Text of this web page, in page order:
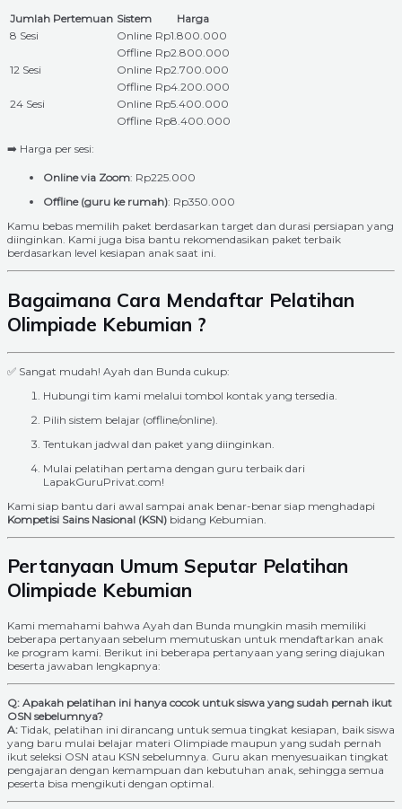
Jumlah Pertemuan Sistem
Harga
8 Sesi
Online Rp1.800.000
Offline Rp2.800.000
12 Sesi
Online Rp2.700.000
Offline Rp4.200.000
24 Sesi
Online Rp5.400.000
Offline Rp8.400.000
➡️ Harga per sesi:
Online via Zoom: Rp225.000
Offline (guru ke rumah): Rp350.000
Kamu bebas memilih paket berdasarkan target dan durasi persiapan yang
diinginkan. Kami juga bisa bantu rekomendasikan paket terbaik
berdasarkan level kesiapan anak saat ini.
Bagaimana Cara Mendaftar Pelatihan
Olimpiade Kebumian ?
✅ Sangat mudah! Ayah dan Bunda cukup:
Hubungi tim kami melalui tombol kontak yang tersedia.
Pilih sistem belajar (offline/online).
Tentukan jadwal dan paket yang diinginkan.
Mulai pelatihan pertama dengan guru terbaik dari
LapakGuruPrivat.com!
Kami siap bantu dari awal sampai anak benar-benar siap menghadapi
Kompetisi Sains Nasional (KSN) bidang Kebumian.
Pertanyaan Umum Seputar Pelatihan
Olimpiade Kebumian
Kami memahami bahwa Ayah dan Bunda mungkin masih memiliki
beberapa pertanyaan sebelum memutuskan untuk mendaftarkan anak
ke program kami. Berikut ini beberapa pertanyaan yang sering diajukan
beserta jawaban lengkapnya:
Q: Apakah pelatihan ini hanya cocok untuk siswa yang sudah pernah ikut
OSN sebelumnya?
A: Tidak, pelatihan ini dirancang untuk semua tingkat kesiapan, baik siswa
yang baru mulai belajar materi Olimpiade maupun yang sudah pernah
ikut seleksi OSN atau KSN sebelumnya. Guru akan menyesuaikan tingkat
pengajaran dengan kemampuan dan kebutuhan anak, sehingga semua
peserta bisa mengikuti dengan optimal.